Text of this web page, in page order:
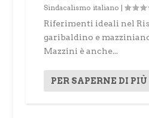
Sindacalismo italiano |
Riferimenti ideali nel
garibaldino e
Mazzini è anche...
PER SAPERNE DI PIÙ